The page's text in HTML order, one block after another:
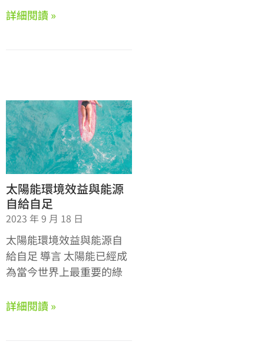
詳細閱讀 »
太陽能環境效益與能源
自給自足
2023 年 9 月 18 日
太陽能環境效益與能源自
給自足 導言 太陽能已經成
為當今世界上最重要的綠
詳細閱讀 »